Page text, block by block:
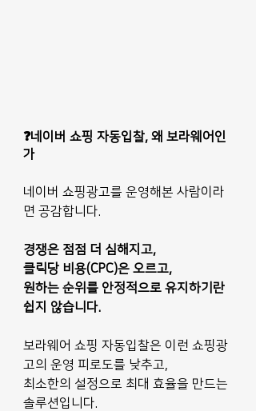
❓네이버 쇼핑 자동입찰, 왜 보라웨어인
가
네이버 쇼핑광고를 운영해본 사람이라
면 공감합니다.
경쟁은 점점 더 심해지고,
클릭당 비용(CPC)은 오르고,
원하는 순위를 안정적으로 유지하기란
쉽지 않습니다.
보라웨어 쇼핑 자동입찰은 이런 쇼핑광
고의 운영 피로도를 낮추고,
최소한의 설정으로 최대 효율을 만드는
솔루션입니다.